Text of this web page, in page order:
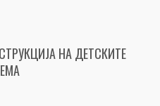
НА ДЕТСКИТЕ